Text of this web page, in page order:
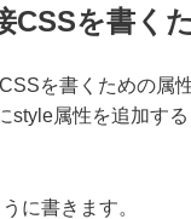
CSSを書く
を書くための属
style属性を追加す
に書きます。